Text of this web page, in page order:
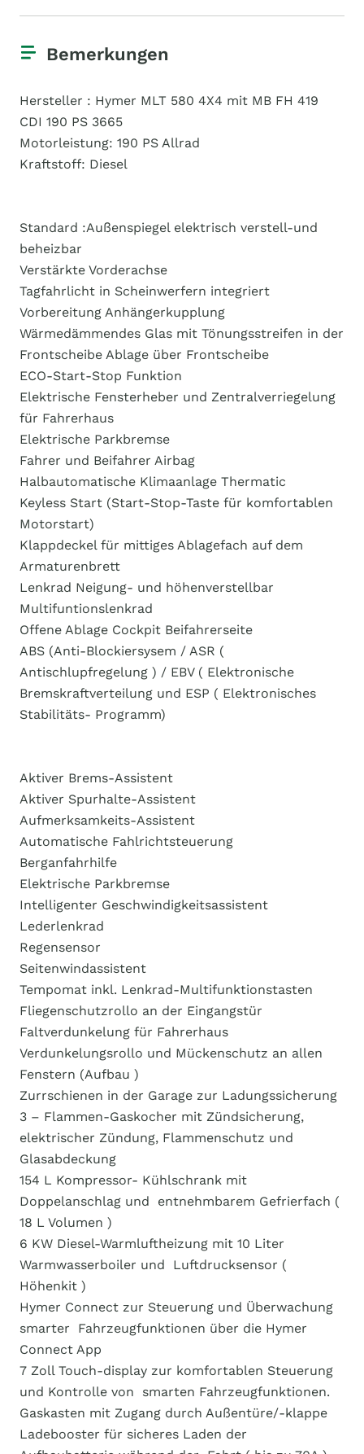
Bemerkungen
Hersteller : ​​​Hymer MLT 580 4X4 mit MB FH 419
CDI 190 PS 3665 ​
Motorleistung:​ 190 PS Allrad
Kraftstoff:​ Diesel
Standard :​​Außenspiegel elektrisch verstell-und
beheizbar
​​​Verstärkte Vorderachse
​​​Tagfahrlicht in Scheinwerfern integriert
​​​Vorbereitung Anhängerkupplung
​​​Wärmedämmendes Glas mit Tönungsstreifen in der
Frontscheibe​​ Ablage über Frontscheibe
​​​ECO-Start-Stop Funktion
​​​Elektrische Fensterheber und Zentralverriegelung
für Fahrerhaus
​​​Elektrische Parkbremse
​​​Fahrer und Beifahrer Airbag
​​​Halbautomatische Klimaanlage Thermatic
​​​Keyless Start (Start-Stop-Taste für komfortablen
Motorstart)
​​​Klappdeckel für mittiges Ablagefach auf dem
Armaturenbrett
​​​Lenkrad Neigung- und höhenverstellbar
​​​Multifuntionslenkrad
​​​Offene Ablage Cockpit Beifahrerseite
​​​ABS (Anti-Blockiersysem / ASR (
Antischlupfregelung ) / ​​​​EBV ( Elektronische
Bremskraftverteilung und ESP ( Elektronisches
​​​Stabilitäts- Programm)
​​​Aktiver Brems-Assistent
​​​Aktiver Spurhalte-Assistent
​​​Aufmerksamkeits-Assistent
​​​Automatische Fahlrichtsteuerung
​​​Berganfahrhilfe
​​​Elektrische Parkbremse
​​​Intelligenter Geschwindigkeitsassistent
​​​Lederlenkrad
​​​Regensensor
​​​Seitenwindassistent
​​​Tempomat inkl. Lenkrad-Multifunktionstasten
​​​Fliegenschutzrollo an der Eingangstür
​​​Faltverdunkelung für Fahrerhaus
​​​Verdunkelungsrollo und Mückenschutz an allen
Fenstern (Aufbau )
​​​Zurrschienen in der Garage zur Ladungssicherung
​​​3 – Flammen-Gaskocher mit Zündsicherung,
elektrischer Zündung, ​​​Flammenschutz und
Glasabdeckung
​​​154 L Kompressor- Kühlschrank mit
Doppelanschlag und ​​​​ entnehmbarem Gefrierfach (
18 L Volumen )
​​​6 KW Diesel-Warmluftheizung mit 10 Liter
Warmwasserboiler und ​​​ Luftdrucksensor (
Höhenkit )
​​​Hymer Connect zur Steuerung und Überwachung
smarter ​​​​ Fahrzeugfunktionen über die Hymer
Connect App
​​​7 Zoll Touch-display zur komfortablen Steuerung
und Kontrolle von ​​​ smarten Fahrzeugfunktionen.
​​​Gaskasten mit Zugang durch Außentüre/-klappe
​​​Ladebooster für sicheres Laden der